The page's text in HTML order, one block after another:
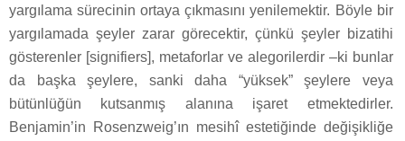
yargılama sürecinin ortaya çıkmasını yenilemektir. Böyle bir
yargılamada şeyler zarar görecektir, çünkü şeyler bizatihi
gösterenler [signifiers], metaforlar ve alegorilerdir –ki bunlar
da başka şeylere, sanki daha “yüksek” şeylere veya
bütünlüğün kutsanmış alanına işaret etmektedirler.
Benjamin’in Rosenzweig’ın mesihî estetiğinde değişikliğe